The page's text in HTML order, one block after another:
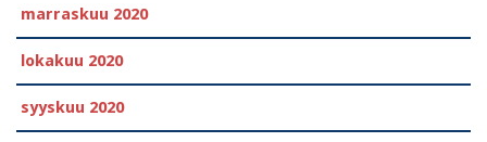
marraskuu 2020
lokakuu 2020
syyskuu 2020